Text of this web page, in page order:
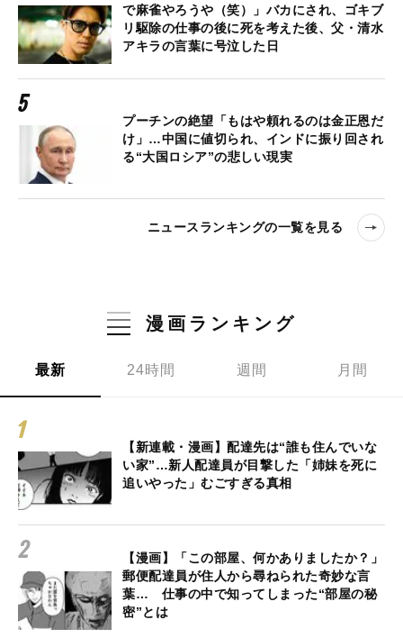
で麻雀やろうや（笑）」バカにされ、ゴキブ
リ駆除の仕事の後に死を考えた後、父・清水
アキラの言葉に号泣した日
プーチンの絶望「もはや頼れるのは金正恩だ
け」…中国に値切られ、インドに振り回され
る“大国ロシア”の悲しい現実
ニュースランキングの一覧を見る
漫画ランキング
最新 24時間 週間 月間
【新連載・漫画】配達先は“誰も住んでいな
い家”…新人配達員が目撃した「姉妹を死に
追いやった」むごすぎる真相
【漫画】「この部屋、何かありましたか？」
郵便配達員が住人から尋ねられた奇妙な言
葉… 仕事の中で知ってしまった“部屋の秘
密”とは